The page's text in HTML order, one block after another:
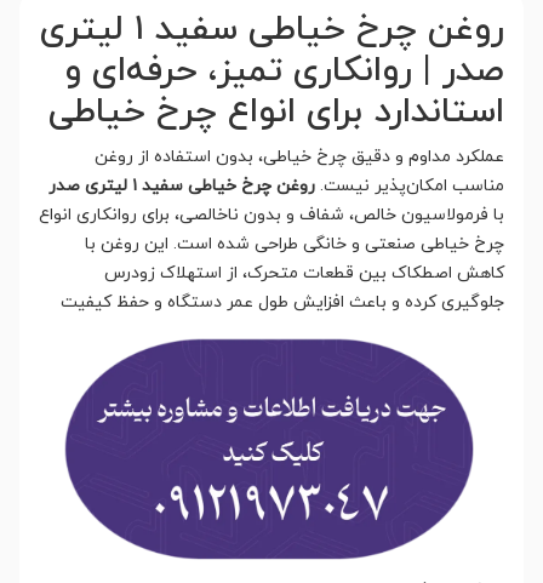
روغن چرخ خیاطی سفید ۱ لیتری
صدر | روانکاری تمیز، حرفه‌ای و
استاندارد برای انواع چرخ خیاطی
عملکرد مداوم و دقیق چرخ خیاطی، بدون استفاده از روغن
مناسب امکان‌پذیر نیست. روغن چرخ خیاطی سفید ۱ لیتری صدر
با فرمولاسیون خالص، شفاف و بدون ناخالصی، برای روانکاری انواع
چرخ خیاطی صنعتی و خانگی طراحی شده است. این روغن با
کاهش اصطکاک بین قطعات متحرک، از استهلاک زودرس
جلوگیری کرده و باعث افزایش طول عمر دستگاه و حفظ کیفیت